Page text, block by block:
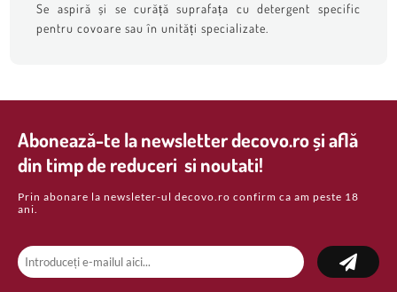
Se aspiră și se curăță suprafața cu detergent specific
pentru covoare sau în unități specializate.
Abonează-te la newsletter decovo.ro și află
din timp de reduceri si noutati!
Prin abonare la newsleter-ul decovo.ro confirm ca am peste 18
ani.